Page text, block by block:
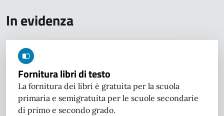
In evidenza
Fornitura libri di testo
La fornitura dei libri è gratuita per la scuola
primaria e semigratuita per le scuole secondarie
di primo e secondo grado.